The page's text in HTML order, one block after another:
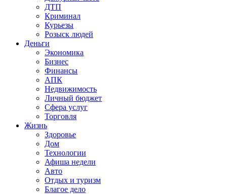
ДТП
Криминал
Курьезы
Розыск людей
Деньги
Экономика
Бизнес
Финансы
АПК
Недвижимость
Личный бюджет
Сфера услуг
Торговля
Жизнь
Здоровье
Дом
Технологии
Афиша недели
Авто
Отдых и туризм
Благое дело